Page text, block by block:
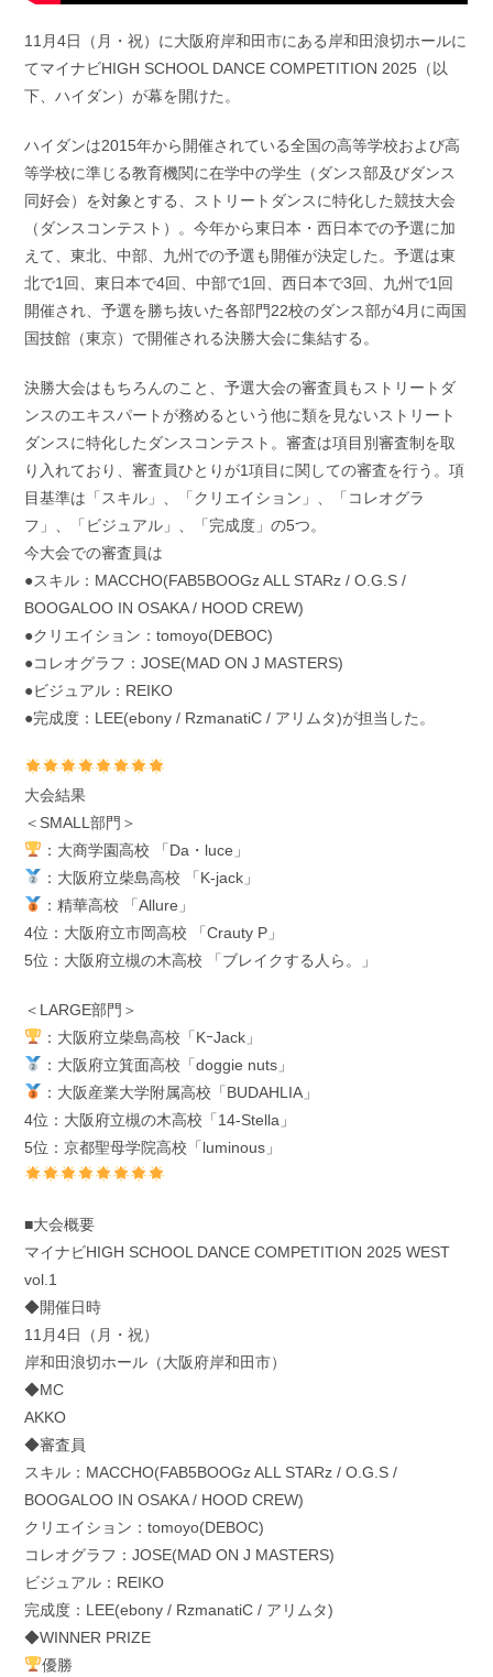
11月4日（月・祝）に大阪府岸和田市にある岸和田浪切ホールに
てマイナビHIGH SCHOOL DANCE COMPETITION 2025（以
下、ハイダン）が幕を開けた。
ハイダンは2015年から開催されている全国の⾼等学校および⾼
等学校に準じる教育機関に在学中の学⽣（ダンス部及びダンス
同好会）を対象とする、ストリートダンスに特化した競技大会
（ダンスコンテスト）。今年から東日本・西日本での予選に加
えて、東北、中部、九州での予選も開催が決定した。予選は東
北で1回、東日本で4回、中部で1回、西日本で3回、九州で1回
開催され、予選を勝ち抜いた各部門22校のダンス部が4月に両国
国技館（東京）で開催される決勝大会に集結する。
決勝大会はもちろんのこと、予選大会の審査員もストリートダ
ンスのエキスパートが務めるという他に類を⾒ないストリート
ダンスに特化したダンスコンテスト。審査は項目別審査制を取
り入れており、審査員ひとりが1項目に関しての審査を行う。項
目基準は「スキル」、「クリエイション」、「コレオグラ
フ」、「ビジュアル」、「完成度」の5つ。
今大会での審査員は
●スキル：MACCHO(FAB5BOOGz ALL STARz / O.G.S /
BOOGALOO IN OSAKA / HOOD CREW)
●クリエイション：tomoyo(DEBOC)
●コレオグラフ：JOSE(MAD ON J MASTERS)
●ビジュアル：REIKO
●完成度：LEE(ebony / RzmanatiC / アリムタ)が担当した。
大会結果
＜SMALL部門＞
：大商学園高校 「Da・luce」
：大阪府立柴島高校 「K-jack」
：精華高校 「Allure」
4位：大阪府立市岡高校 「Crauty P」
5位：大阪府立槻の木高校 「ブレイクする人ら。」
＜LARGE部門＞
：大阪府立柴島高校「KｰJack」
：大阪府立箕面高校「doggie nuts」
：大阪産業大学附属高校「BUDAHLIA」
4位：大阪府立槻の木高校「14-Stella」
5位：京都聖母学院高校「luminous」
■大会概要
マイナビHIGH SCHOOL DANCE COMPETITION 2025 WEST
vol.1
◆開催日時
11月4日（月・祝）
岸和田浪切ホール（大阪府岸和田市）
◆MC
AKKO
◆審査員
スキル：MACCHO(FAB5BOOGz ALL STARz / O.G.S /
BOOGALOO IN OSAKA / HOOD CREW)
クリエイション：tomoyo(DEBOC)
コレオグラフ：JOSE(MAD ON J MASTERS)
ビジュアル：REIKO
完成度：LEE(ebony / RzmanatiC / アリムタ)
◆WINNER PRIZE
優勝